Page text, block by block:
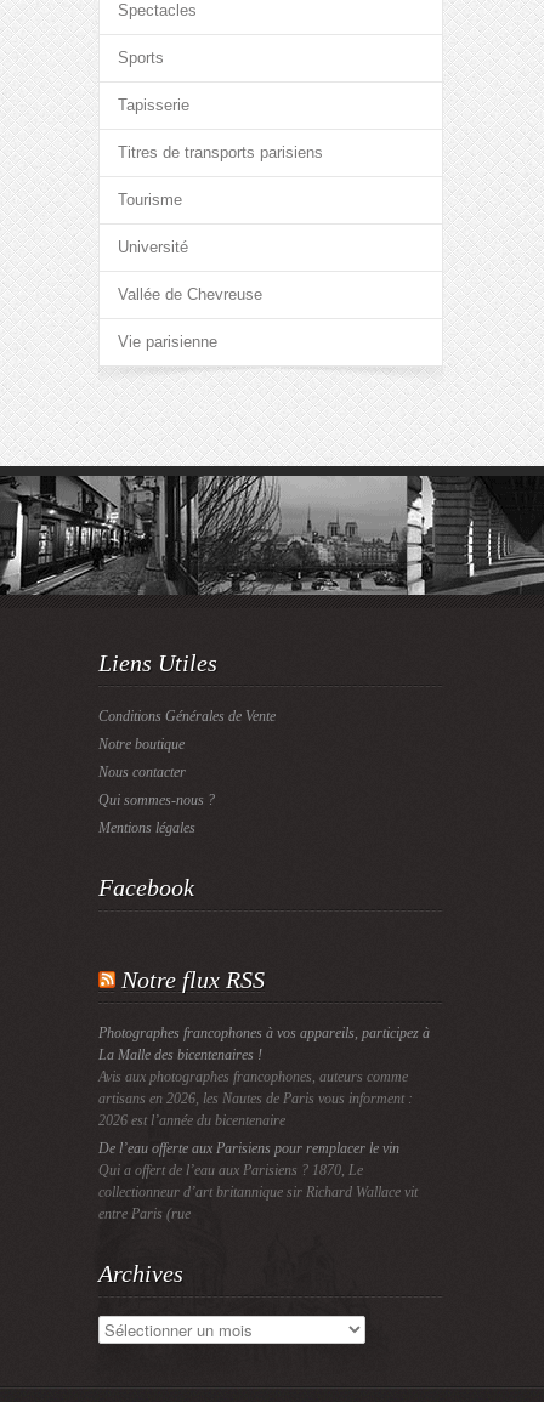
Spectacles
Sports
Tapisserie
Titres de transports parisiens
Tourisme
Université
Vallée de Chevreuse
Vie parisienne
Liens Utiles
Conditions Générales de Vente
Notre boutique
Nous contacter
Qui sommes-nous ?
Mentions légales
Facebook
Notre flux RSS
Photographes francophones à vos appareils, participez à
La Malle des bicentenaires !
Avis aux photographes francophones, auteurs comme
artisans en 2026, les Nautes de Paris vous informent :
2026 est l’année du bicentenaire
De l’eau offerte aux Parisiens pour remplacer le vin
Qui a offert de l’eau aux Parisiens ? 1870, Le
collectionneur d’art britannique sir Richard Wallace vit
entre Paris (rue
Archives
Archives